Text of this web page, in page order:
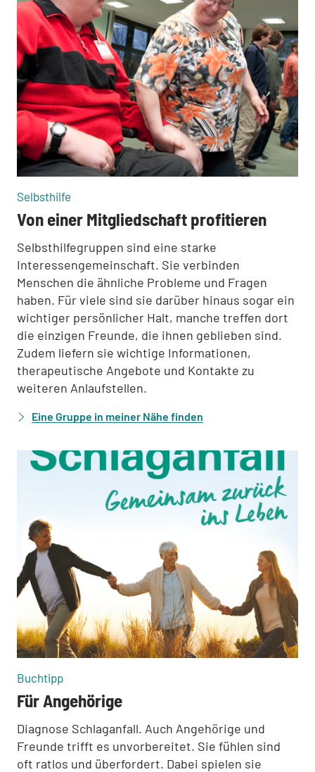
Selbsthilfe
Von einer Mitgliedschaft profitieren
Selbsthilfegruppen sind eine starke
Interessengemeinschaft. Sie verbinden
Menschen die ähnliche Probleme und Fragen
haben. Für viele sind sie darüber hinaus sogar ein
wichtiger persönlicher Halt, manche treffen dort
die einzigen Freunde, die ihnen geblieben sind.
Zudem liefern sie wichtige Informationen,
therapeutische Angebote und Kontakte zu
weiteren Anlaufstellen.
Eine Gruppe in meiner Nähe finden
Buchtipp:
Für Angehörige
Diagnose Schlaganfall. Auch Angehörige und
Freunde trifft es unvorbereitet. Sie fühlen sind
oft ratlos und überfordert. Dabei spielen sie